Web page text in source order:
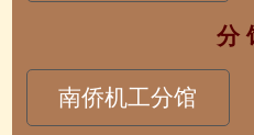
分
南侨机工分馆